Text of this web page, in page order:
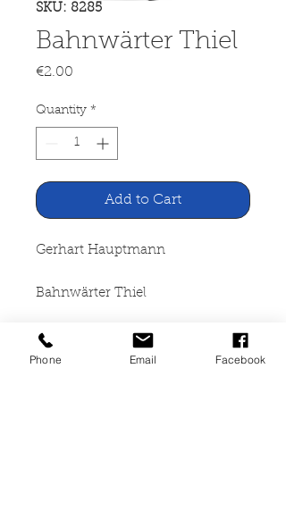
SKU: 8285
Bahnwärter Thiel
€2.00
Quantity *
Add to Cart
Gerhart Hauptmann
Bahnwärter Thiel
Novellistische Studie
Phone Email Facebook